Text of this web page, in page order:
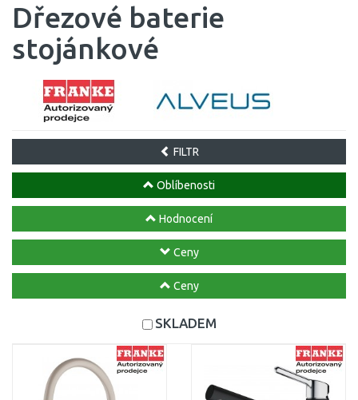
Dřezové baterie
stojánkové
FILTR
Oblíbenosti
Hodnocení
Ceny
Ceny
SKLADEM